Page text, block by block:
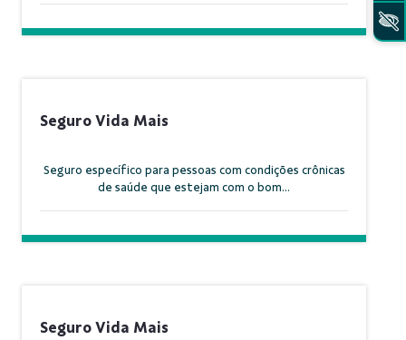
Seguro Vida Mais
Seguro específico para pessoas com condições crônicas
de saúde que estejam com o bom...
Seguro Vida Mais